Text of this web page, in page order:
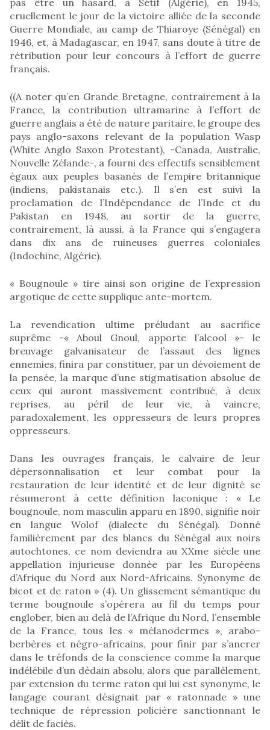
cruellement le jour de la victoire alliée de la seconde
Guerre Mondiale, au camp de Thiaroye (Sénégal) en
1946, et, à Madagascar, en 1947, sans doute à titre de
rétribution pour leur concours à l’effort de guerre
français.
((A noter qu’en Grande Bretagne, contrairement à la
France, la contribution ultramarine à l’effort de
guerre anglais a été de nature paritaire, le groupe des
pays anglo-saxons relevant de la population Wasp
(White Anglo Saxon Protestant), -Canada, Australie,
Nouvelle Zélande-, a fourni des effectifs sensiblement
égaux aux peuples basanés de l’empire britannique
(indiens, pakistanais etc.). Il s’en est suivi la
proclamation de l’Indépendance de l’Inde et du
Pakistan en 1948, au sortir de la guerre,
contrairement, là aussi, à la France qui s’engagera
dans dix ans de ruineuses guerres coloniales
(Indochine, Algérie).
« Bougnoule » tire ainsi son origine de l’expression
argotique de cette supplique ante-mortem.
La revendication ultime préludant au sacrifice
suprême -« Aboul Gnoul, apporte l’alcool »- le
breuvage galvanisateur de l’assaut des lignes
ennemies, finira par constituer, par un dévoiement de
la pensée, la marque d’une stigmatisation absolue de
ceux qui auront massivement contribué, à deux
reprises, au péril de leur vie, à vaincre,
paradoxalement, les oppresseurs de leurs propres
oppresseurs.
Dans les ouvrages français, le calvaire de leur
dépersonnalisation et leur combat pour la
restauration de leur identité et de leur dignité se
résumeront à cette définition laconique : « Le
bougnoule, nom masculin apparu en 1890, signifie noir
en langue Wolof (dialecte du Sénégal). Donné
familièrement par des blancs du Sénégal aux noirs
autochtones, ce nom deviendra au XXme siècle une
appellation injurieuse donnée par les Européens
d’Afrique du Nord aux Nord-Africains. Synonyme de
bicot et de raton » (4). Un glissement sémantique du
terme bougnoule s’opérera au fil du temps pour
englober, bien au delà de l’Afrique du Nord, l’ensemble
de la France, tous les « mélanodermes », arabo-
berbères et négro-africains, pour finir par s’ancrer
dans le tréfonds de la conscience comme la marque
indélébile d’un dédain absolu, alors que parallèlement,
par extension du terme raton qui lui est synonyme, le
langage courant désignait par « ratonnade » une
technique de répression policière sanctionnant le
délit de faciès.